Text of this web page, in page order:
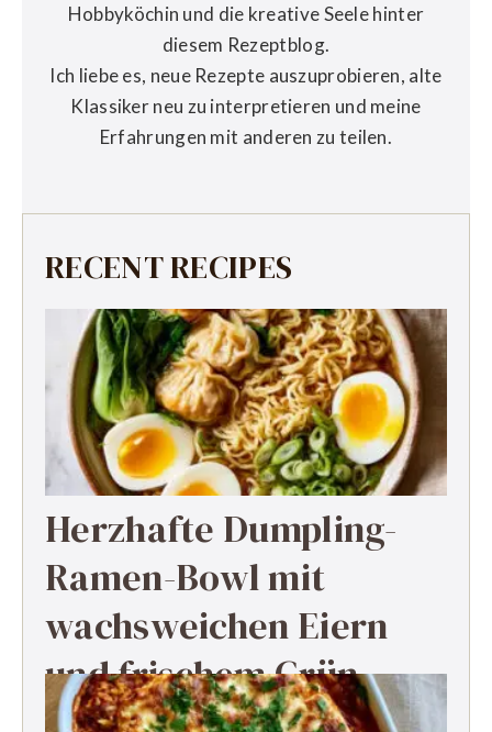
Hobbyköchin und die kreative Seele hinter
diesem Rezeptblog.
Ich liebe es, neue Rezepte auszuprobieren, alte
Klassiker neu zu interpretieren und meine
Erfahrungen mit anderen zu teilen.
RECENT RECIPES
Herzhafte Dumpling-
Ramen-Bowl mit
wachsweichen Eiern
und frischem Grün